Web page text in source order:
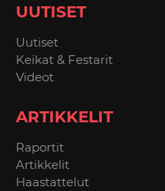
UUTISET
Uutiset
Keikat & Festarit
Videot
ARTIKKELIT
Raportit
Artikkelit
Haastattelut